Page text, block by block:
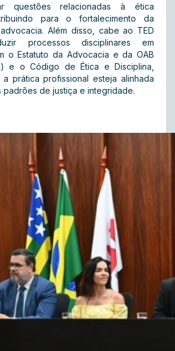
questões relacionadas à ética
para o fortalecimento da
Além disso, cabe ao TED
processos disciplinares em
o Estatuto da Advocacia e da OAB
e o Código de Ética e Disciplina,
prática profissional esteja alinhada
padrões de justiça e integridade.